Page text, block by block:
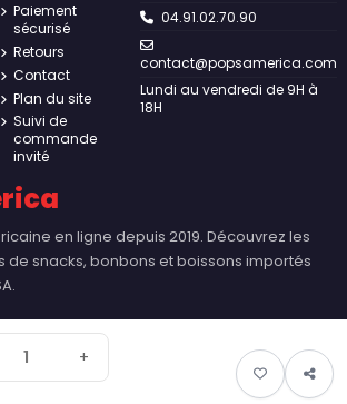
+
Paiement
sécurisé
Retours
Contact
Plan du site
Suivi de
commande
invité
04.91.02.70.90
contact@popsamerica.com
Lundi au vendredi de 9H à
18H
en ligne depuis 2019. Découvrez les
de snacks, bonbons et boissons importés